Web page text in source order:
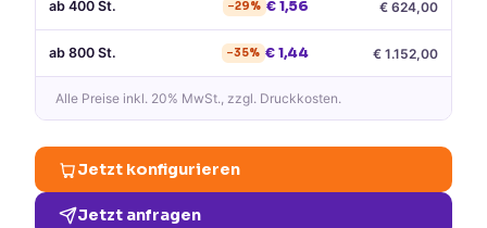
ab 400 St. −29% €1,56 € 624,00
ab 800 St. −35% €1,44 € 1.152,00
Alle Preise inkl. 20% MwSt., zzgl. Druckkosten.
Jetzt konfigurieren
Jetzt anfragen